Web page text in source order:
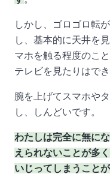
しかし、ゴロゴロ転
し、基本的に天井を
マホを触る程度のこ
テレビを見たりはでき
腕を上げてスマホや
し、しんどいです。
わたしは完全に無に
えられないことが多
いじってしまうこと